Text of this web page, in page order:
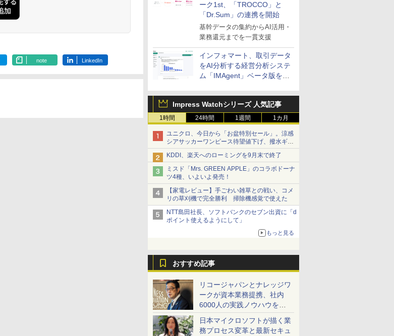
ーク1st、「TROCCO」と
「Dr.Sum」の連携を開始
基幹データの集約からAI活用・
業務還元までを一貫支援
インフォマート、取引データ
をAI分析する経営分析システ
ム「IMAgent」ベータ版を提
Impress Watchシリーズ 人気記事
1時間 24時間 1週間 1カ月
ユニクロ、今日から「お盆特別セール」。涼感
シアサッカーワンピース待望値下げ、撥水ギア
ショーツは1990円に
KDDI、楽天へのローミングを9月末で終了
ミスド「Mrs. GREEN APPLE」のコラボドーナ
ツ4種、いよいよ発売！
【家電レビュー】手ごわい雑草との戦い、コメ
リの草刈機で完全勝利 掃除機感覚で使えた
NTT島田社長、ソフトバンクのセブン出資に「d
ポイント使えるようにして」
もっと見る
おすすめ記事
リコージャパンとナレッジワ
ークが資本業務提携、社内
6000人の実践ノウハウを生
かした「AI商談記録 for
RICOH」を展開へ
日本マイクロソフトが描く業
務プロセス変革と最新セキュ
note LinkedIn